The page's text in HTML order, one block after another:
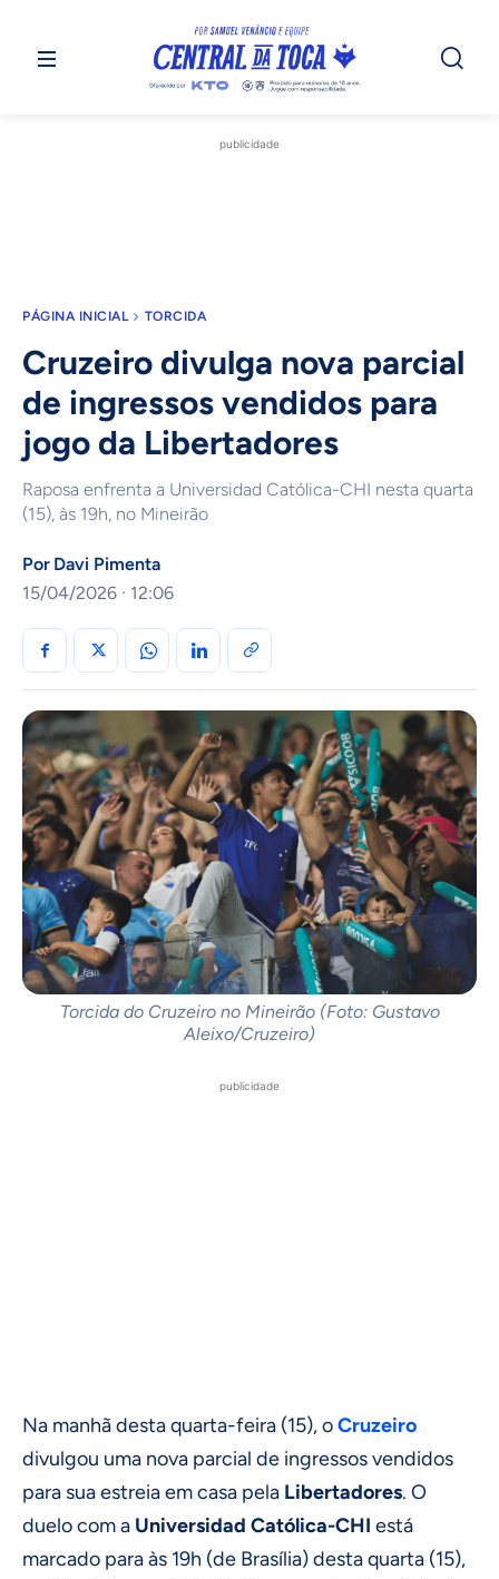
publicidade
PÁGINA INICIAL TORCIDA
Cruzeiro divulga nova parcial
de ingressos vendidos para
jogo da Libertadores
Raposa enfrenta a Universidad Católica-CHI nesta quarta
(15), às 19h, no Mineirão
Por Davi Pimenta
15/04/2026 · 12:06
Torcida do Cruzeiro no Mineirão (Foto: Gustavo
Aleixo/Cruzeiro)
publicidade
Na manhã desta quarta-feira (15), oCruzeiro
divulgou uma nova parcial de ingressos vendidos
para sua estreia em casa pela Libertadores. O
duelo com a Universidad Católica-CHI está
marcado para às 19h (de Brasília) desta quarta (15),